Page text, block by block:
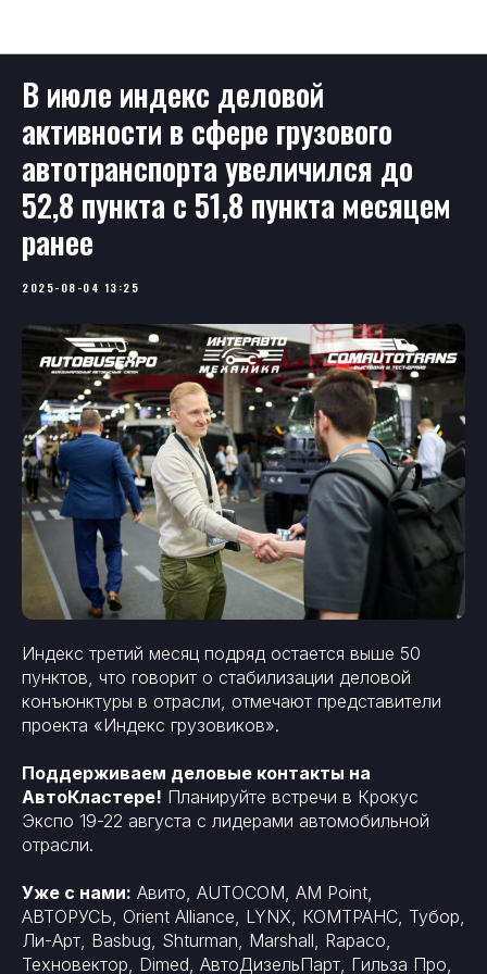
В июле индекс деловой
активности в сфере грузового
автотранспорта увеличился до
52,8 пункта с 51,8 пункта месяцем
ранее
2025-08-04 13:25
Индекс третий месяц подряд остается выше 50
пунктов, что говорит о стабилизации деловой
конъюнктуры в отрасли, отмечают представители
проекта «Индекс грузовиков».
Поддерживаем деловые контакты на
АвтоКластере! Планируйте встречи в Крокус
Экспо 19-22 августа с лидерами автомобильной
отрасли.
Уже с нами: Авито, AUTOCOM, AM Point,
АВТОРУСЬ, Orient Alliance, LYNX, КОМТРАНС, Тубор,
Ли-Арт, Basbug, Shturman, Marshall, Rapaco,
Техновектор, Dimed, АвтоДизельПарт, Гильза Про,